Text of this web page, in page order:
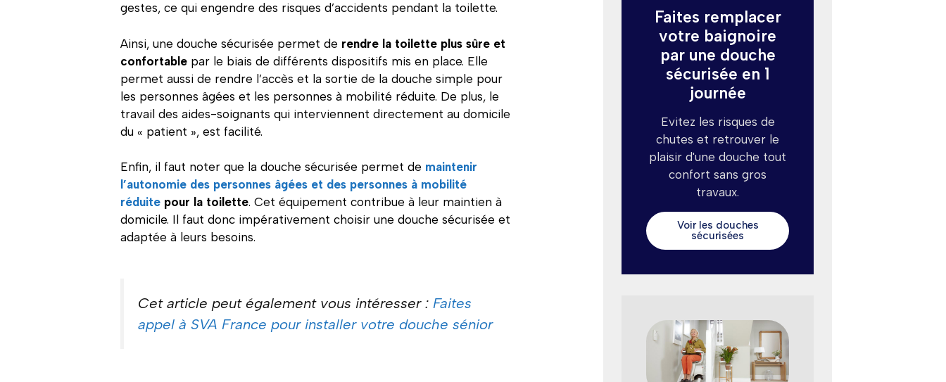
gestes, ce qui engendre des risques d’accidents pendant la toilette.
Ainsi, une douche sécurisée permet de rendre la toilette plus sûre et
confortable par le biais de différents dispositifs mis en place. Elle
permet aussi de rendre l’accès et la sortie de la douche simple pour
les personnes âgées et les personnes à mobilité réduite. De plus, le
travail des aides-soignants qui interviennent directement au domicile
du « patient », est facilité.
Enfin, il faut noter que la douche sécurisée permet de maintenir
l’autonomie des personnes âgées et des personnes à mobilité
réduite pour la toilette. Cet équipement contribue à leur maintien à
domicile. Il faut donc impérativement choisir une douche sécurisée et
adaptée à leurs besoins.
Cet article peut également vous intéresser : Faites
appel à SVA France pour installer votre douche sénior
Faites remplacer
votre baignoire
par une douche
sécurisée en 1
journée
Evitez les risques de
chutes et retrouver le
plaisir d'une douche tout
confort sans gros
travaux.
Voir les douches
sécurisées